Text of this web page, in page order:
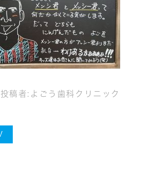
投稿者: よごう歯科クリニック